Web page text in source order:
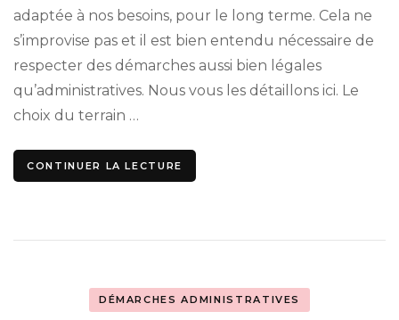
adaptée à nos besoins, pour le long terme. Cela ne
s’improvise pas et il est bien entendu nécessaire de
respecter des démarches aussi bien légales
qu’administratives. Nous vous les détaillons ici. Le
choix du terrain …
CONTINUER LA LECTURE
DÉMARCHES ADMINISTRATIVES